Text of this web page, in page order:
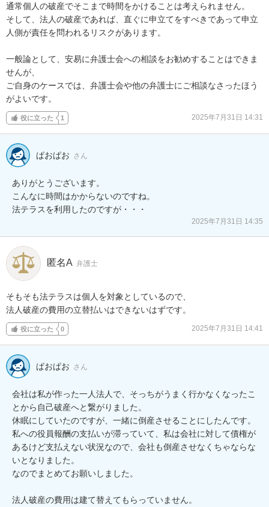
通常個人の破産でそこまで時間をかけることは考えられません。
そして、法人の破産であれば、直ぐに申立てをすべきであって申立
人側が責任を問われるリスクがあります。
一般論として、安易に弁護士会への相談をお勧めすることはできま
せんが、
ご自身のケースでは、弁護士会や他の弁護士にご相談なさったほう
がよいです。
役に立った 1 2025年7月31日 14:31
ぱおぱお さん
ありがとうございます。
こんなに時間はかからないのですね。
法テラスを利用したのですが・・・
2025年7月31日 14:35
匿名A 弁護士
そもそも法テラスは個人を対象としているので、
法人破産の費用の立替払いはできないはずです。
役に立った 0 2025年7月31日 14:41
ぱおぱお さん
会社は私が作った一人法人で、そっちがうまく行かなくなったこ
とから自己破産へと繋がりました。
休眠にしていたのですが、一緒に倒産させることにしたんです。
私への役員報酬の支払いが滞っていて、私は会社に対して債権が
あるけど支払えない状況なので、会社も倒産させなくちゃならな
いとなりました。
なのでまとめてお願いしました。
法人破産の費用は建て替えてもらっていません。